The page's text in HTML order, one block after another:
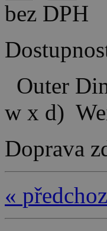
bez DPH
Outer
w x d)
Doprava
«